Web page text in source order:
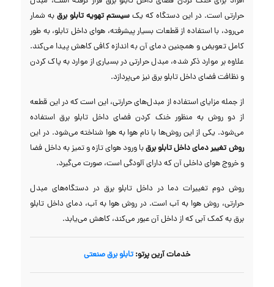
حرارتی است. در این دستگاه که یک سیستم تهویه تابلو برقبه شمار
می‌رود، با استفاده از قطعات بسیار پیشرفته، هوای داخل تابلو، به طور
کامل تعویض و همچنین دمای آن به اندازه کافی کاهش پیدا می‌کند.
علاوه بر موارد ذکر شده، مبدل حرارتی در بسیاری از موارد به پاک کردن
و نظافت فضای داخل تابلو برق نیز می‌پردازد.
از جمله مزایای استفاده از مبدل‌های حرارتی، این است که در این قطعه
از دو روش به منظور خنک کردن فضای داخل تابلو برق استفاده
می‌شود. یکی از این روش‌ها با نام هوا به هوا شناخته می‌شود. در این
روش تغییر دمای داخل تابلو برقبا ورود هوای تازه و تمیز به داخل فضا
و خروج هوای داخلی آن که دارای آلودگی است، صورت می‌گیرد.
روش دوم تغییرات دما در داخل تابلو برق در دستگاه‌های مبدل
حرارتی، روش هوا به آب است. در روش هوا به آب، دمای داخل تابلو
برق به کمک آبی که از داخل آن عبور می‌کند، کاهش می‌یابد.
خدمات آرین پرتو: تابلو برق صنعتی